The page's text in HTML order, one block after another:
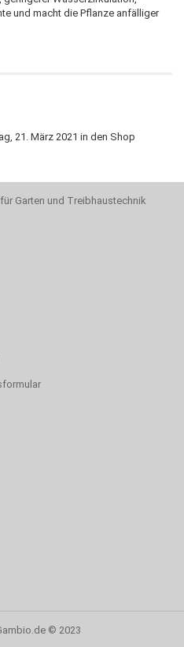
und macht die Pflanze anfälliger
21. März 2021 in den Shop
für Garten und Treibhaustechnik
© 2023